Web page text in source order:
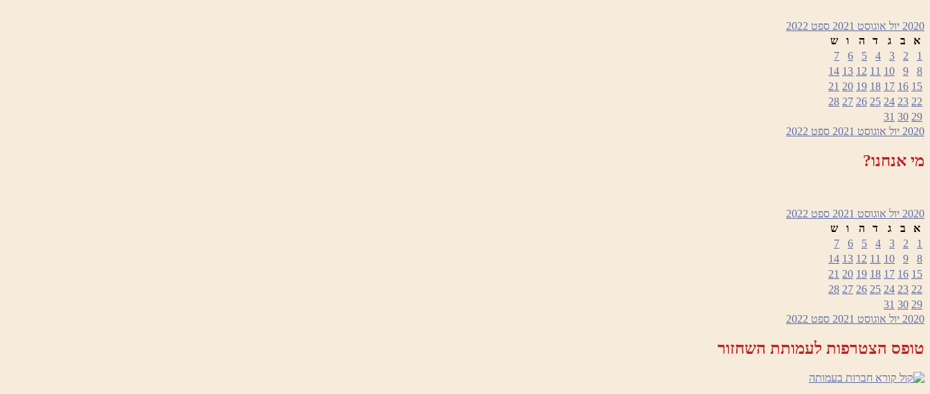
2020 יול אוגוסט 2021 ספט 2022
א
ב ג ד ה ו
ש
1
2
3
4
5
6
7
8
9
10
11
12
13
14
15
16
17
18
19
20
21
22
23
24
25
26
27
28
29
30
31
2020 יול אוגוסט 2021 ספט 2022
מי אנחנו?
2020 יול אוגוסט 2021 ספט 2022
א
ב ג ד ה ו
ש
1
2
3
4
5
6
7
8
9
10
11
12
13
14
15
16
17
18
19
20
21
22
23
24
25
26
27
28
29
30
31
2020 יול אוגוסט 2021 ספט 2022
טופס הצטרפות לעמותת השחזור